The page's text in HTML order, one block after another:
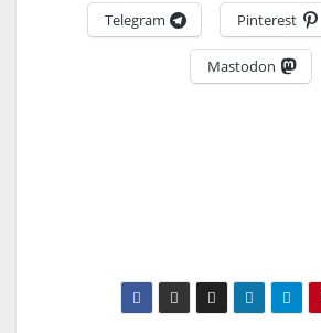
Pinterest
Telegram
Mastodon